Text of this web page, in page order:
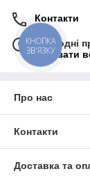
Контакти
Сьогодні
Показати
Про нас
Контакти
Доставка та
КНОПКА
ЗВ'ЯЗКУ